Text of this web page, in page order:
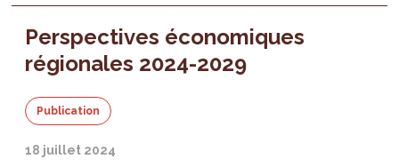
Perspectives économiques
régionales 2024-2029
Publication
18 juillet 2024